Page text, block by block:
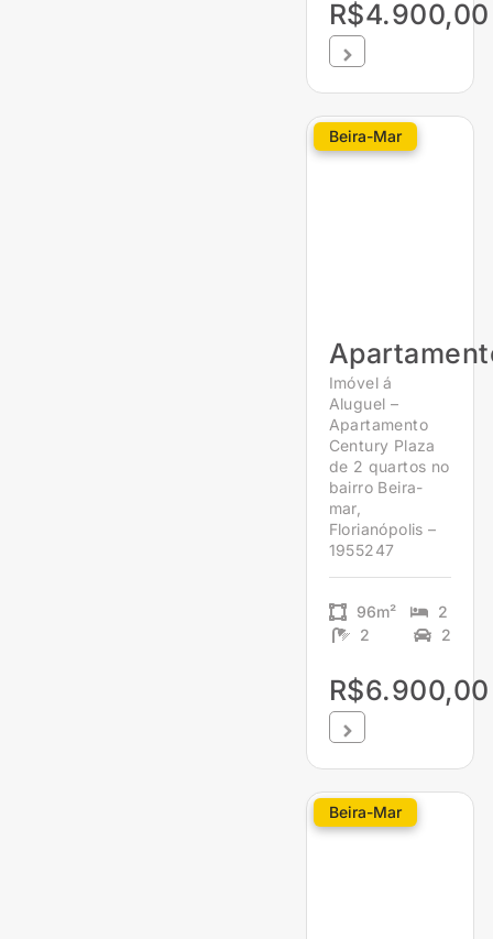
R$4.900,00
Beira-Mar
Imóvel á
Aluguel –
Apartamento
Century Plaza
de 2 quartos no
bairro Beira-
mar,
Florianópolis –
1955247
96m²
2
2
2
R$6.900,00
Beira-Mar